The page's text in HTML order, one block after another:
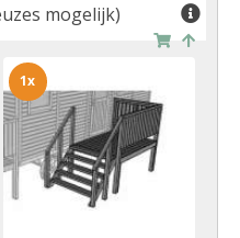
mogelijk)
1x